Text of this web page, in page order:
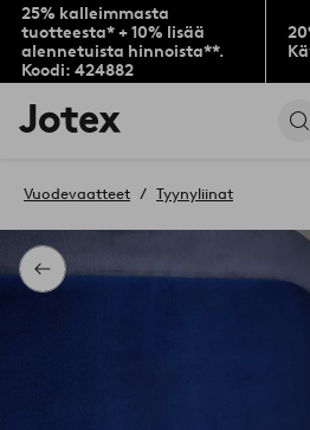
25% kalleimmasta
tuotteesta* + 10% lisää
alennetuista hinnoista**.
Koodi: 424882
Jotex-
logo
aloitussivulle
Takaisin
Vuodevaatteet Tyynyliinat